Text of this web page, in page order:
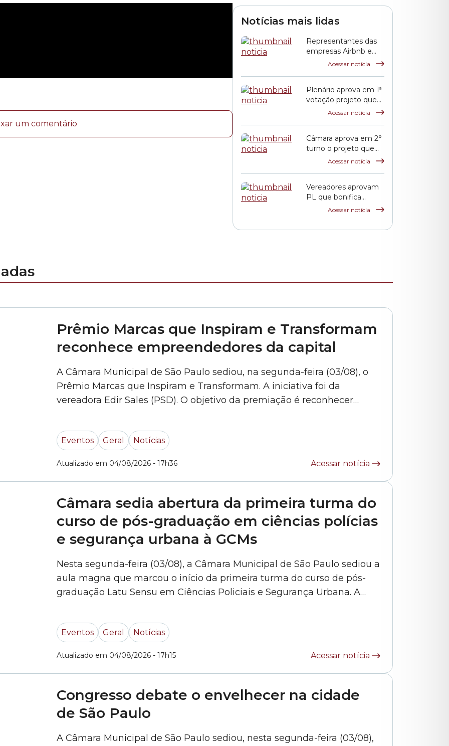
um comentário
na Comissão de
Finanças
Notícias mais lidas
Representantes das
empresas Airbnb e
QuintoAndar prestam
Acessar notícia
Plenário aprova em 1ª
votação projeto que
propõe reajuste
Acessar notícia
Câmara aprova em 2°
turno o projeto que
reajusta o salário dos
Acessar notícia
Vereadores aprovam
PL que bonifica
funcionários das
Acessar notícia
Prêmio Marcas que Inspiram e Transformam
reconhece empreendedores da capital
A Câmara Municipal de São Paulo sediou, na segunda-feira (03/08), o
Prêmio Marcas que Inspiram e Transformam. A iniciativa foi da
vereadora Edir Sales (PSD). O objetivo da premiação é reconhecer
para o desenvolvimento social e econômico da capital paulista. Confira
Eventos Geral Notícias
Atualizado em 04/08/2026 - 17h36 Acessar notícia
Câmara sedia abertura da primeira turma do
curso de pós-graduação em ciências polícias
e segurança urbana à GCMs
Nesta segunda-feira (03/08), a Câmara Municipal de São Paulo sediou a
aula magna que marcou o início da primeira turma do curso de pós-
graduação Latu Sensu em Ciências Policiais e Segurança Urbana. A
objetivo aperfeiçoar a formação dos agentes para a atuação na
segurança urbana.... »
Eventos Geral Notícias
Atualizado em 04/08/2026 - 17h15 Acessar notícia
Congresso debate o envelhecer na cidade
de São Paulo
A Câmara Municipal de São Paulo sediou, nesta segunda-feira (03/08),